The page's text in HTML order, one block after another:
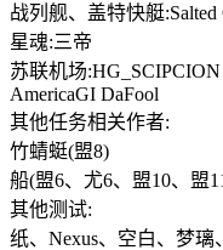
战列舰、盖特快艇:Salted
星魂:三帝
苏联机场:HG_SCIPCION
AmericaGI DaFool
其他任务相关作者:
竹蜻蜓(盟8)
船(盟6、尤6、盟10、盟
其他测试:
纸、Nexus、空白、梦